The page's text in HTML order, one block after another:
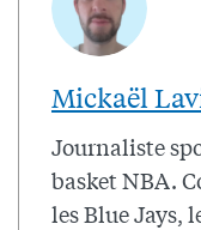
Mickaël
Journaliste
basket NBA.
les Blue Jays,